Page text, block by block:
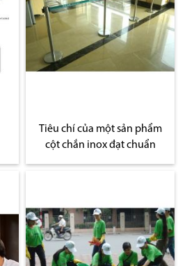
Tiêu chí của một sản phẩm
cột chắn inox đạt chuẩn